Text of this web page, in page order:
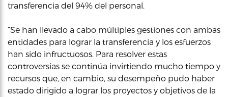
transferencia del 94% del personal.
“Se han llevado a cabo múltiples gestiones con ambas
entidades para lograr la transferencia y los esfuerzos
han sido infructuosos. Para resolver estas
controversias se continúa invirtiendo mucho tiempo y
recursos que, en cambio, su desempeño pudo haber
estado dirigido a lograr los proyectos y objetivos de la